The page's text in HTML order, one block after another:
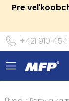
Pre
+421 910